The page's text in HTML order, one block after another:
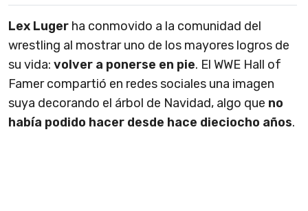
Lex Luger ha conmovido a la comunidad del
wrestling al mostrar uno de los mayores logros de
su vida: volver a ponerse en pie. El WWE Hall of
Famer compartió en redes sociales una imagen
suya decorando el árbol de Navidad, algo que no
había podido hacer desde hace dieciocho años.